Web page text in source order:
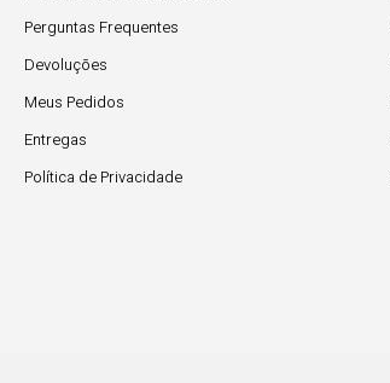
Perguntas Frequentes
Devoluções
Meus Pedidos
Entregas
Política de Privacidade